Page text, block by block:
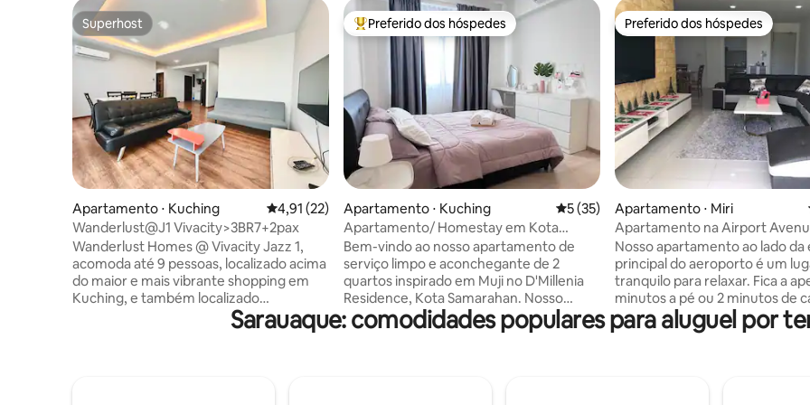
Superhost
Superhost
Apartamento ⋅ Kuching 4,91 de uma avaliação média de 5, 22 avaliações
4,91 (22)
Wanderlust@J1 Vivacity>3BR7+2pax
Wanderlust Homes @ Vivacity Jazz 1,
acomoda até 9 pessoas, localizado acima
do maior e mais vibrante shopping em
Kuching, e também localizado
centralmente onde você pode visitar
qualquer lugar na cidade de Kuching
Entre os melhores preferidos dos hóspedes
Preferido dos hóspedes
Apartamento ⋅ Kuching 5 de uma avaliação média de 5, 35
5 (35)
Apartamento/ Homestay em Kota
Samarahan
Bem-vindo ao nosso apartamento de
serviço limpo e aconchegante de 2
quartos inspirado em Muji no D'Millenia
Residence, Kota Samarahan. Nosso
espaço oferece um estilo limpo e
minimalista com tons quentes e
Preferido dos hóspedes
Preferido dos hóspedes
Apartamento ⋅ Miri
Apartamento na Airport
Nosso apartamento ao lado da
principal do aeroporto é um
tranquilo para relaxar. Fica a
minutos a pé ou 2 minutos de
aeroporto e a 5 minutos de
supermercado mais próximo. O
completa com fogão, forno,
Sarauaque: comodidades populares para aluguel por